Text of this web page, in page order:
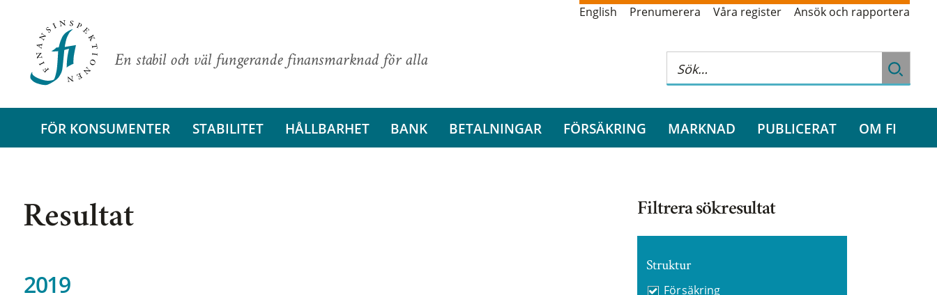
En stabil och väl fungerande finansmarknad för alla
English Prenumerera Våra register Ansök och rapportera
FÖR KONSUMENTER STABILITET HÅLLBARHET BANK BETALNINGAR FÖRSÄKRING MARKNAD PUBLICERAT OM FI
Resultat
2019
Filtrera sökresultat
Struktur
Försäkring